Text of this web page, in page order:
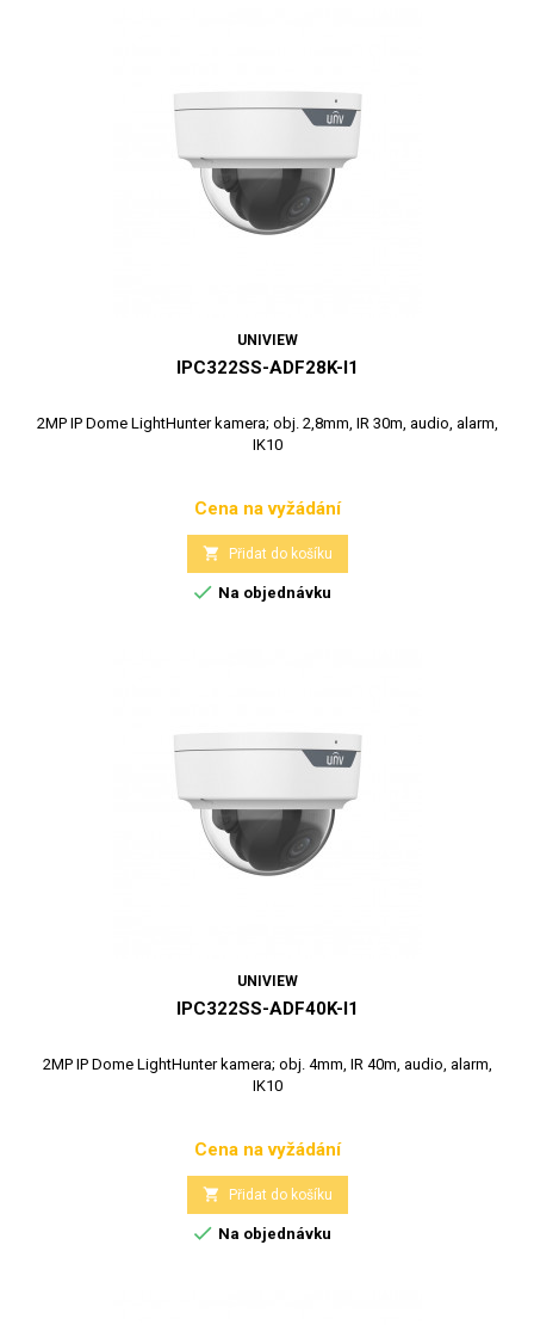
UNIVIEW
IPC322SS-ADF28K-I1
2MP IP Dome LightHunter kamera; obj. 2,8mm, IR 30m, audio, alarm,
IK10
Cena
Cena na vyžádání
 Přidat do košíku
 Na objednávku
UNIVIEW
IPC322SS-ADF40K-I1
2MP IP Dome LightHunter kamera; obj. 4mm, IR 40m, audio, alarm,
IK10
Cena
Cena na vyžádání
 Přidat do košíku
 Na objednávku